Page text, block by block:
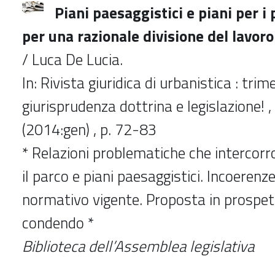
Piani paesaggistici e piani per i
per una razionale divisione del
/ Luca De Lucia.
In: Rivista giuridica di urbanistica :
giurisprudenza dottrina e legislazione!
(2014:gen) , p. 72-83
* Relazioni problematiche che
il parco e piani paesaggistici.
normativo vigente. Proposta in
condendo *
Biblioteca dell’Assemblea legislativa